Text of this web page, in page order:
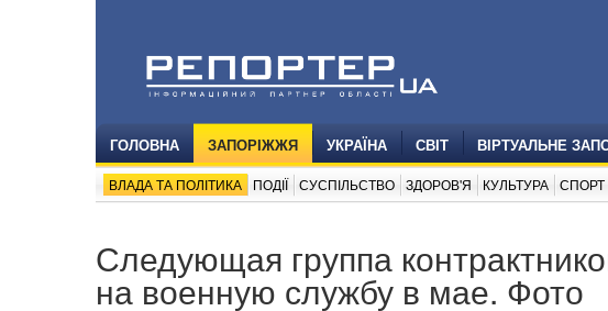
ГОЛОВНА ЗАПОРІЖЖЯ УКРАЇНА СВІТ ВІРТУАЛЬНЕ
ВЛАДА ТА ПОЛІТИКА ПОДІЇ СУСПІЛЬСТВО ЗДОРОВ'Я КУЛЬТУРА СПОРТ
Следующая группа
на военную службу в мае. Фото